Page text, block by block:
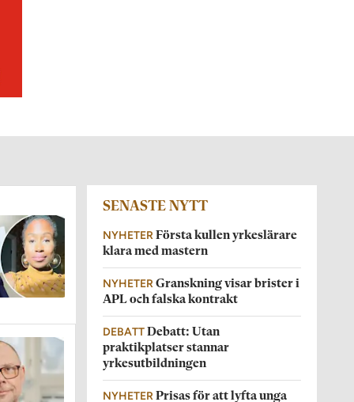
SENASTE NYTT
NYHETER Första kullen yrkeslärare
klara med mastern
NYHETER Granskning visar brister i
APL och falska kontrakt
DEBATT Debatt: Utan
praktikplatser stannar
yrkesutbildningen
NYHETER Prisas för att lyfta unga